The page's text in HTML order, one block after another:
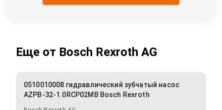
Еще от Bosch Rexroth AG
0510010008 гидравлический зубчатый насос
AZPB-32-1.0RCP02MB Bosch Rexroth